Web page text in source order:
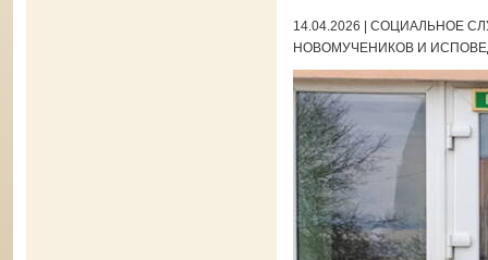
14.04.2026 | СОЦИАЛЬНОЕ
НОВОМУЧЕНИКОВ И